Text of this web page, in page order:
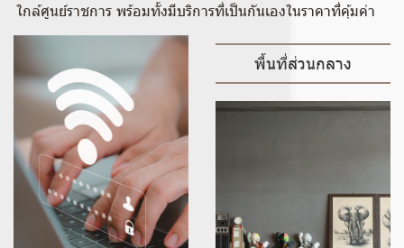
ใกล้ศูนย์ราชการ พร้อมทั้งมีบริการที่เป็นกันเองในราคาที่คุ้มค่า
พื้นที่ส่วนกลาง